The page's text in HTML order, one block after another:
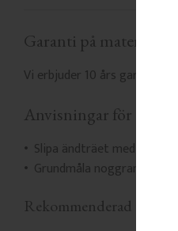
Garanti på material
Vi erbjuder 10 års garanti
Anvisningar för
Slipa ändträet med fint
Grundmåla noggrant –
Rekommenderad färgtyp